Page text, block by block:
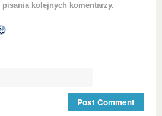
pisania kolejnych komentarzy.